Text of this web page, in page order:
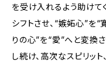
を受け入れるよう助けて
シフトさせ、“嫉妬心”を“
りの心”を“愛”へと変換
し続け、高次なスピリッ